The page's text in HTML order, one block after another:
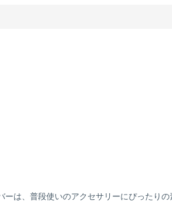
は、普段使いのアクセサリーにぴったりの